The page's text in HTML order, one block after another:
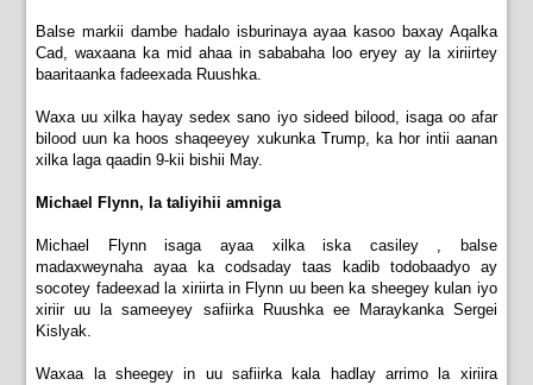
Balse markii dambe hadalo isburinaya ayaa kasoo baxay Aqalka
Cad, waxaana ka mid ahaa in sababaha loo eryey ay la xiriirtey
baaritaanka fadeexada Ruushka.
Waxa uu xilka hayay sedex sano iyo sideed bilood, isaga oo afar
bilood uun ka hoos shaqeeyey xukunka Trump, ka hor intii aanan
xilka laga qaadin 9-kii bishii May.
Michael Flynn, la taliyihii amniga
Michael Flynn isaga ayaa xilka iska casiley , balse
madaxweynaha ayaa ka codsaday taas kadib todobaadyo ay
socotey fadeexad la xiriirta in Flynn uu been ka sheegey kulan iyo
xiriir uu la sameeyey safiirka Ruushka ee Maraykanka Sergei
Kislyak.
Waxaa la sheegey in uu safiirka kala hadlay arrimo la xiriira